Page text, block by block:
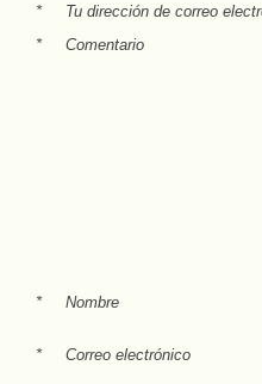
Tu dirección de correo
*
Comentario
*
Nombre
*
Correo electrónico
*